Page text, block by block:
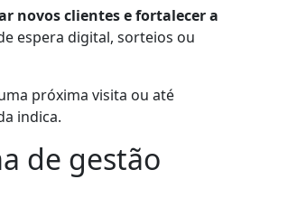
novos clientes e fortalecer a
espera digital, sorteios ou
próxima visita ou até
indica.
de gestão